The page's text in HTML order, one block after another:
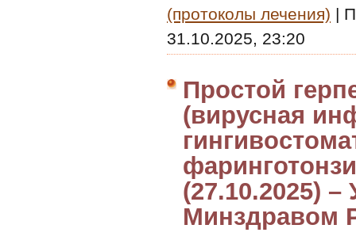
(протоколы лечения) |
31.10.2025, 23:20
Простой
(вирусная
(27.10.2025)
Минздравом